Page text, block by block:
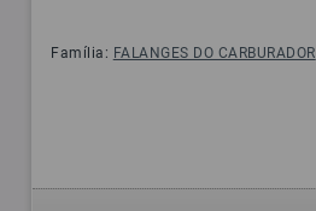
Família: FALANGES DO CARBURADOR